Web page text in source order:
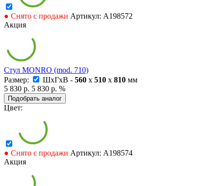
● Снято с продажи Артикул: А198572
Акция
Стул MONRO (mod. 710)
Размер:
ШxГxВ - 560 x 510 x 810 мм
5 830 р. 5 830 р. %
Подобрать аналог
Цвет:
● Снято с продажи Артикул: А198574
Акция